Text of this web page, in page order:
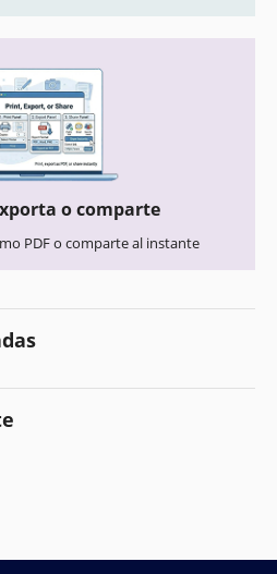
o comparte
PDF o comparte al instante